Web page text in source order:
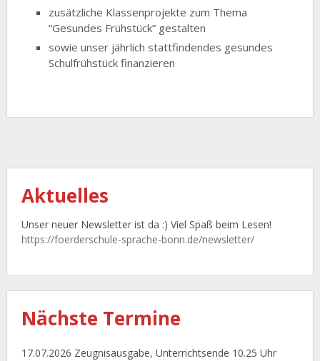
zusätzliche Klassenprojekte zum Thema
“Gesundes Frühstück” gestalten
sowie unser jährlich stattfindendes gesundes
Schulfrühstück finanzieren
Aktuelles
Unser neuer Newsletter ist da :) Viel Spaß beim Lesen!
https://foerderschule-sprache-bonn.de/newsletter/
Nächste Termine
17.07.2026 Zeugnisausgabe, Unterrichtsende 10.25 Uhr